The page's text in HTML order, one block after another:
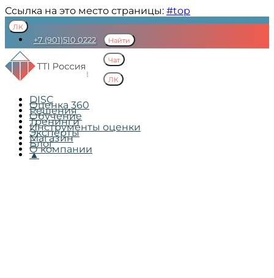
Ссылка на это место страницы: #top
ЛК
+7 (901)510 0222
Пресс-центр
Найти
Чат
ЛК
DISC
Оценка 360
Решения
Обучение
Тренинги
Инструменты оценки
Эксперты
Магазин
Блог
О компании
▲